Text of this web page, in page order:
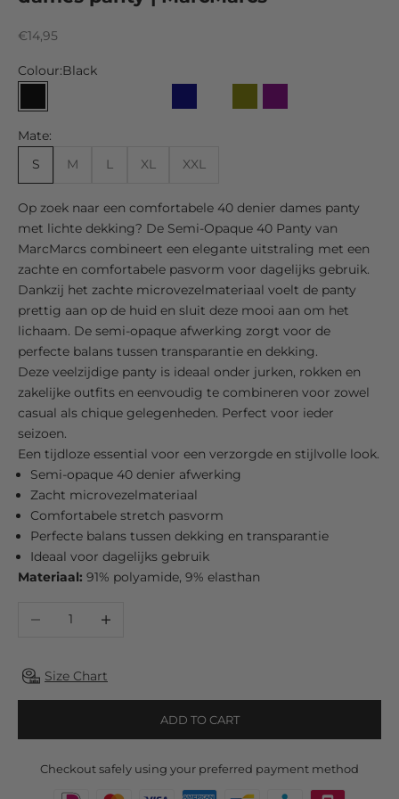
Sale price
€14,95
Colour:Black
Black SuntanNavy Night Blue
OlivePurple
Mate:
S
M L XL XXL
Op zoek naar een comfortabele 40 denier dames panty
met lichte dekking? De Semi-Opaque 40 Panty van
MarcMarcs combineert een elegante uitstraling met een
zachte en comfortabele pasvorm voor dagelijks gebruik.
Dankzij het zachte microvezelmateriaal voelt de panty
prettig aan op de huid en sluit deze mooi aan om het
lichaam. De semi-opaque afwerking zorgt voor de
perfecte balans tussen transparantie en dekking.
Deze veelzijdige panty is ideaal onder jurken, rokken en
zakelijke outfits en eenvoudig te combineren voor zowel
casual als chique gelegenheden. Perfect voor ieder
seizoen.
Een tijdloze essential voor een verzorgde en stijlvolle look.
Semi-opaque 40 denier afwerking
Zacht microvezelmateriaal
Comfortabele stretch pasvorm
Perfecte balans tussen dekking en transparantie
Ideaal voor dagelijks gebruik
Materiaal: 91% polyamide, 9% elasthan
Decrease quantityIncrease quantity
Size Chart
ADD TO CART
Checkout safely using your preferred payment method